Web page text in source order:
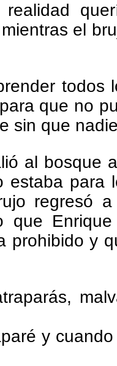
el
todos
que no
sin que
al bosque
estaba para
regresó
que
prohibido y
y